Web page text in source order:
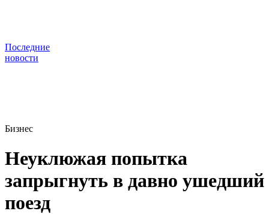
Последние
новости
Бизнес
Неуклюжая попытка
запрыгнуть в давно ушедший
поезд